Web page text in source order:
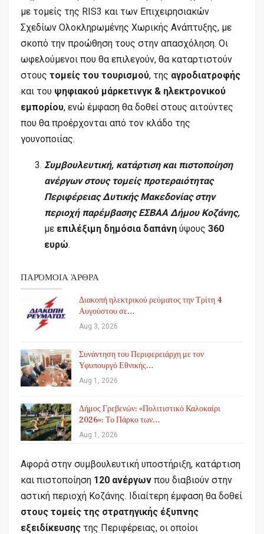
με τομείς της RIS3 και των Επιχειρησιακών
Σχεδίων Ολοκληρωμένης Χωρικής Ανάπτυξης, με
σκοπό την προώθηση τους στην απασχόληση. Οι
ωφελούμενοι που θα επιλεγούν, θα καταρτιστούν
στους τομείς του τουρισμού, της αγροδιατροφής
και του ψηφιακού μάρκετινγκ & ηλεκτρονικού
εμπορίου, ενώ έμφαση θα δοθεί στους αιτούντες
που θα προέρχονται από τον κλάδο της
γουνοποιίας.
Συμβουλευτική, κατάρτιση και πιστοποίηση
ανέργων στους τομείς προτεραιότητας
Περιφέρειας Δυτικής Μακεδονίας στην
περιοχή παρέμβασης ΕΣΒΑΑ Δήμου Κοζάνης,
με επιλέξιμη δημόσια δαπάνη ύψους 360
ευρώ.
ΠΑΡΌΜΟΙΑ ΆΡΘΡΑ
Διακοπή ηλεκτρικού ρεύματος την Τρίτη 4
Αυγούστου σε…
Aug 3, 2026
Συνάντηση του Περιφερειάρχη με τον
Υφυπουργό Εθνικής…
Aug 1, 2026
Δήμος Γρεβενών: «Πολιτιστικό Καλοκαίρι
2026»: Το Πάρκο των…
Aug 1, 2026
Αφορά στην συμβουλευτική υποστήριξη, κατάρτιση
και πιστοποίηση 120 ανέργων που διαβιούν στην
αστική περιοχή Κοζάνης. Ιδιαίτερη έμφαση θα δοθεί
στους τομείς της στρατηγικής έξυπνης
εξειδίκευσης της Περιφέρειας, οι οποίοι